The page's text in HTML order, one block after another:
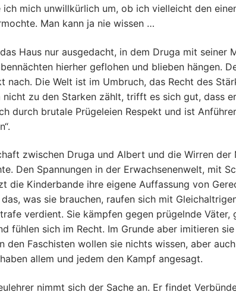
ich mich unwillkürlich um, ob ich vielleicht den
Man kann ja nie wissen …
Haus nur ausgedacht, in dem Druga mit seiner
hierher geflohen und blieben hängen.
nach. Die Welt ist im Umbruch, das Recht des
nicht zu den Starken zählt, trifft es sich gut, dass
durch brutale Prügeleien Respekt und ist
zwischen Druga und Albert und die Wirren
Den Spannungen in der Erwachsenenwelt, mit
die Kinderbande ihre eigene Auffassung von
was sie brauchen, raufen sich mit
verdient. Sie kämpfen gegen prügelnde Väter,
fühlen sich im Recht. Im Grunde aber imitieren
den Faschisten wollen sie nichts wissen, aber
allem und jedem den Kampf angesagt.
nimmt sich der Sache an. Er findet